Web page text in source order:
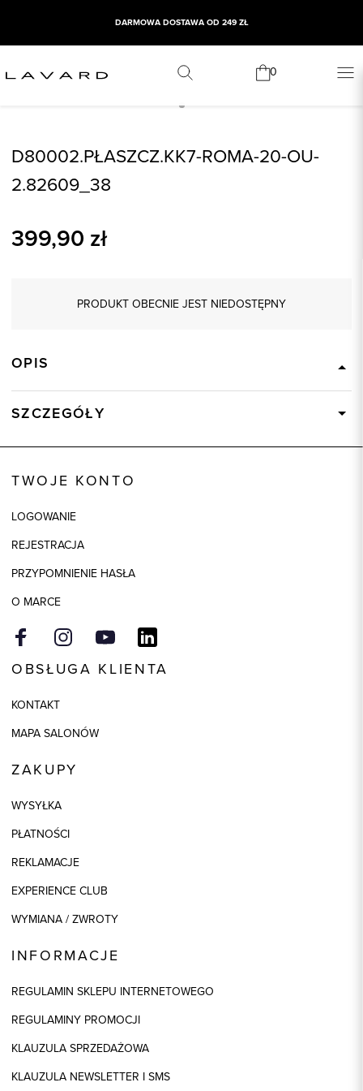
DARMOWA DOSTAWA OD 249 ZŁ
0
D80002.PŁASZCZ.KK7-ROMA-20-OU-
2.82609_38
399,90 zł
PRODUKT OBECNIE JEST NIEDOSTĘPNY
OPIS
SZCZEGÓŁY
TWOJE KONTO
LOGOWANIE
REJESTRACJA
PRZYPOMNIENIE HASŁA
O MARCE
OBSŁUGA KLIENTA
KONTAKT
MAPA SALONÓW
ZAKUPY
WYSYŁKA
PŁATNOŚCI
REKLAMACJE
EXPERIENCE CLUB
WYMIANA / ZWROTY
INFORMACJE
REGULAMIN SKLEPU INTERNETOWEGO
REGULAMINY PROMOCJI
KLAUZULA SPRZEDAŻOWA
KLAUZULA NEWSLETTER I SMS